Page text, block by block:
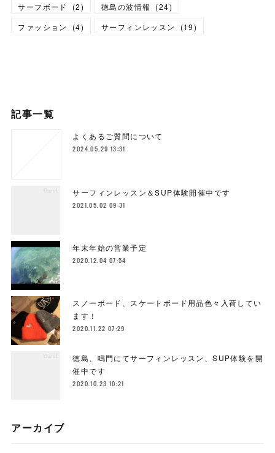
サーフボード
(2) 徳島の波情報 (24)
ファッション
(4) サーフィンレッスン (19)
記事一覧
よくあるご質問について
2024.05.29 13:31
サーフィンレッスン＆SUP体験開催中です
2021.05.02 09:31
年末年始の営業予定
2020.12.04 07:54
スノーボード、スケートボード用品色々入荷してい
ます！
2020.11.22 07:29
徳島、鳴門にてサーフィンレッスン、SUP体験を開
催中です
2020.10.23 10:21
アーカイブ